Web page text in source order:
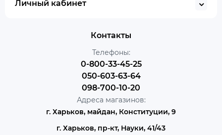
Личный кабинет
Контакты
Телефоны:
0-800-33-45-25
050-603-63-64
098-700-10-20
Адреса магазинов:
г. Харьков, майдан, Конституции, 9
г. Харьков, пр-кт, Науки, 41/43